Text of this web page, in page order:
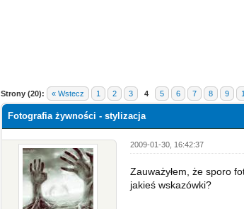
Strony (20): « Wstecz 1 2 3 4 5 6 7 8 9
Fotografia żywności - stylizacja
2009-01-30, 16:42:37
Zauważyłem, że sporo
jakieś wskazówki?